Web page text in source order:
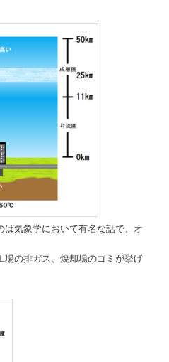
気象学において有名な話で、オ
場の排ガス、焼却場のゴミが挙げ